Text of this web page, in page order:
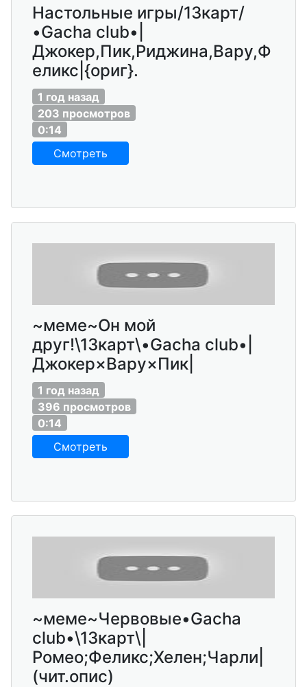
Настольные игры/13карт/
•Gacha club•|
Джокер,Пик,Риджина,Вару,Ф
еликс|{ориг}.
1 год назад
203 просмотров
0:14
Смотреть
~меме~Он мой
друг!\13карт\•Gacha club•|
Джокер×Вару×Пик|
1 год назад
396 просмотров
0:14
Смотреть
~меме~Червовые•Gacha
club•\13карт\|
Ромео;Феликс;Хелен;Чарли|
(чит.опис)